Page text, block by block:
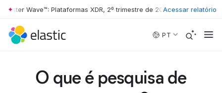
Skip to main content
Wave™: Plataformas XDR, 2º trimestre de 2026 • The Forrester
Acessar relatório
PT
O que é pesquisa de